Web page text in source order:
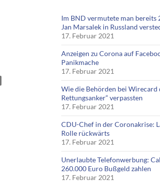
Im BND vermutete man bereits
Jan Marsalek in Russland
17. Februar 2021
Anzeigen zu Corona auf
Panikmache
17. Februar 2021
Wie die Behörden bei Wirecard
Rettungsanker“ verpassten
17. Februar 2021
CDU-Chef in der Coronakrise:
Rolle rückwärts
17. Februar 2021
Unerlaubte Telefonwerbung:
260.000 Euro Bußgeld zahlen
17. Februar 2021